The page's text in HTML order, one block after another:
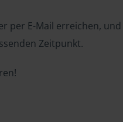
per E-Mail erreichen, und
Zeitpunkt.